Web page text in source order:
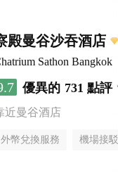
殿曼谷沙吞酒店
Sathon Bangkok
優異的 731 點評
近曼谷酒店
外幣兌換服務 機場接